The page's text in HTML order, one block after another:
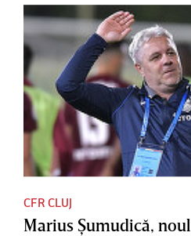
CFR CLUJ
Marius Şumudică,